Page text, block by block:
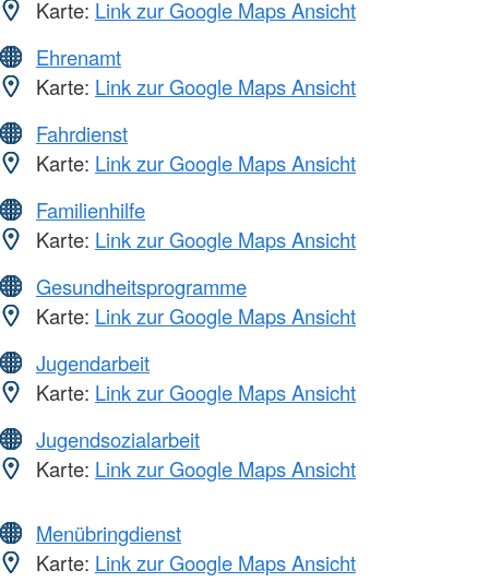
Karte: Link zur Google Maps Ansicht
Ehrenamt
Karte: Link zur Google Maps Ansicht
Fahrdienst
Karte: Link zur Google Maps Ansicht
Familienhilfe
Karte: Link zur Google Maps Ansicht
Gesundheitsprogramme
Karte: Link zur Google Maps Ansicht
Jugendarbeit
Karte: Link zur Google Maps Ansicht
Jugendsozialarbeit
Karte: Link zur Google Maps Ansicht
Menübringdienst
Karte: Link zur Google Maps Ansicht